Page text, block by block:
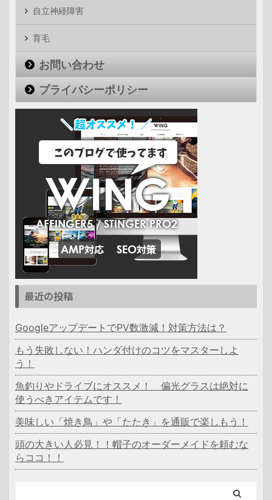
自立神経障害
育毛
お問い合わせ
プライバシーポリシー
最近の投稿
GoogleアップデートでPV数激減！対策方法は？
もう失敗しない！ハンダ付けのコツをマスターしよ
う！
魚釣りやドライブにオススメ！ 偏光グラスは絶対に
使うべきアイテムです！
美味しい「焼き鳥」や「たたき」を通販で楽しもう！
頭の大きい人必見！！帽子のオーダーメイドを頼むな
らココ！！